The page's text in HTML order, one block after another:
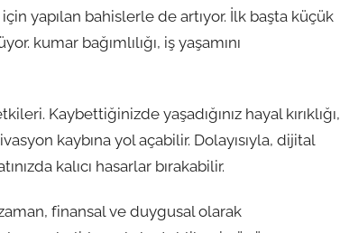
yapılan bahislerle de artıyor. İlk başta küçük
kumar bağımlılığı, iş yaşamını
Kaybettiğinizde yaşadığınız hayal kırıklığı,
kaybına yol açabilir. Dolayısıyla, dijital
kalıcı hasarlar bırakabilir.
finansal ve duygusal olarak